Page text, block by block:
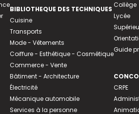
BIBLIOTHEQUE DES TECHNIQUES
Cuisine
Transports
Mode - Vêtements
Coiffure - Esthétique - Cosmétique
Commerce - Vente
Bâtiment - Architecture
Électricité
Mécanique automobile
Services à la personne
Collège
Lycée
Guide
CRPE